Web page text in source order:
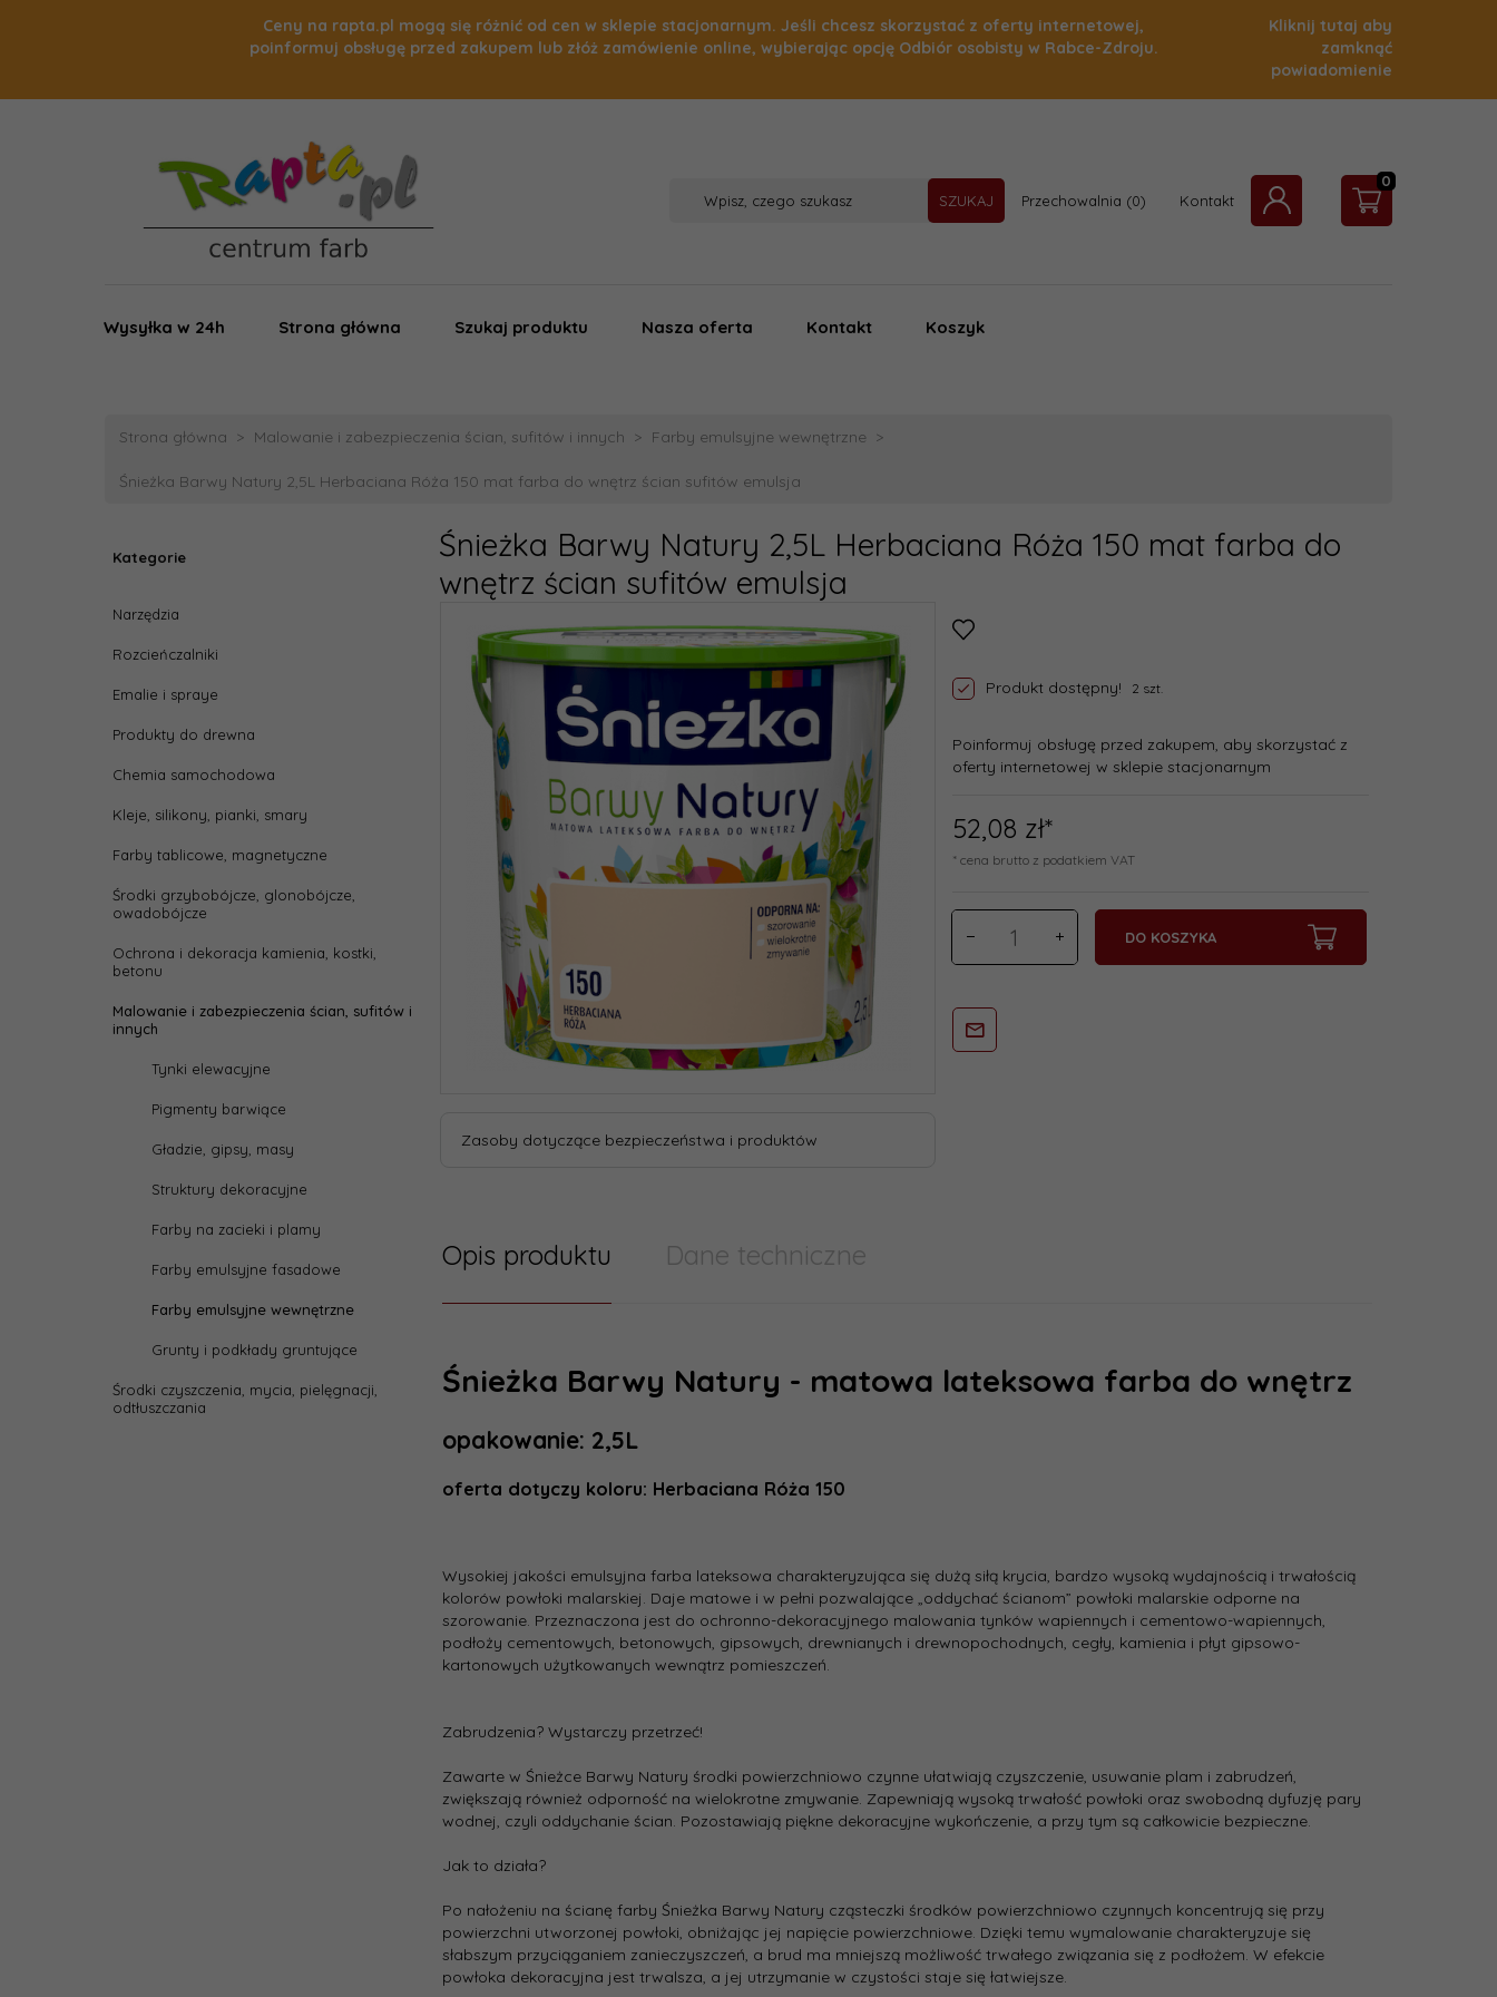
Ceny na rapta.pl mogą się różnić od cen w sklepie stacjonarnym. Jeśli chcesz skorzystać z oferty internetowej,
poinformuj obsługę przed zakupem lub złóż zamówienie online, wybierając opcję Odbiór osobisty w Rabce-Zdroju.
Kliknij tutaj aby
zamknąć
powiadomienie
SZUKAJ Przechowalnia Kontakt
0
Wysyłka w 24h Strona główna Szukaj produktu Nasza oferta Kontakt Koszyk
Strona główna Malowanie i zabezpieczenia ścian, sufitów i innych Farby emulsyjne wewnętrzne
Śnieżka Barwy Natury 2,5L Herbaciana Róża 150 mat farba do wnętrz ścian sufitów emulsja
Kategorie
Narzędzia
Rozcieńczalniki
Emalie i spraye
Produkty do drewna
Chemia samochodowa
Kleje, silikony, pianki, smary
Farby tablicowe, magnetyczne
Środki grzybobójcze, glonobójcze,
owadobójcze
Ochrona i dekoracja kamienia, kostki,
betonu
Malowanie i zabezpieczenia ścian, sufitów i
innych
Tynki elewacyjne
Pigmenty barwiące
Gładzie, gipsy, masy
Struktury dekoracyjne
Farby na zacieki i plamy
Farby emulsyjne fasadowe
Farby emulsyjne wewnętrzne
Grunty i podkłady gruntujące
Środki czyszczenia, mycia, pielęgnacji,
odtłuszczania
Śnieżka Barwy Natury 2,5L Herbaciana Róża 150 mat farba do
wnętrz ścian sufitów emulsja
Zasoby dotyczące bezpieczeństwa i produktów
Produkt dostępny! 2 szt.
Poinformuj obsługę przed zakupem, aby skorzystać z
oferty internetowej w sklepie stacjonarnym
52,08 zł*
* cena brutto z podatkiem VAT
DO KOSZYKA
Opis produktu Dane techniczne
Śnieżka Barwy Natury - matowa lateksowa farba do wnętrz
opakowanie: 2,5L
oferta dotyczy koloru: Herbaciana Róża 150
Wysokiej jakości emulsyjna farba lateksowa charakteryzująca się dużą siłą krycia, bardzo wysoką wydajnością i trwałością
kolorów powłoki malarskiej. Daje matowe i w pełni pozwalające „oddychać ścianom” powłoki malarskie odporne na
szorowanie. Przeznaczona jest do ochronno-dekoracyjnego malowania tynków wapiennych i cementowo-wapiennych,
podłoży cementowych, betonowych, gipsowych, drewnianych i drewnopochodnych, cegły, kamienia i płyt gipsowo-
kartonowych użytkowanych wewnątrz pomieszczeń.
Zabrudzenia? Wystarczy przetrzeć!
Zawarte w Śnieżce Barwy Natury środki powierzchniowo czynne ułatwiają czyszczenie, usuwanie plam i zabrudzeń,
zwiększają również odporność na wielokrotne zmywanie. Zapewniają wysoką trwałość powłoki oraz swobodną dyfuzję pary
wodnej, czyli oddychanie ścian. Pozostawiają piękne dekoracyjne wykończenie, a przy tym są całkowicie bezpieczne.
Jak to działa?
Po nałożeniu na ścianę farby Śnieżka Barwy Natury cząsteczki środków powierzchniowo czynnych koncentrują się przy
powierzchni utworzonej powłoki, obniżając jej napięcie powierzchniowe. Dzięki temu wymalowanie charakteryzuje się
słabszym przyciąganiem zanieczyszczeń, a brud ma mniejszą możliwość trwałego związania się z podłożem. W efekcie
powłoka dekoracyjna jest trwalsza, a jej utrzymanie w czystości staje się łatwiejsze.
Dane techniczne
Realizacja
zamówienia::
24 godzin
Cena
Farby emulsyjne
Gama
kolorystyczna:
odcienie brązu i beżu
Kolor
Typ: ścienna
Deklarowana
wydajność
[m2/l]:
14